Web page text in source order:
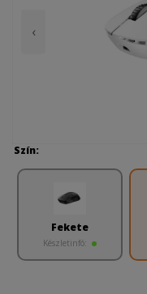
‹
Szín:
Fekete
Készletinfó: